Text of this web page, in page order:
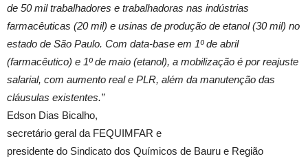
de 50 mil trabalhadores e trabalhadoras nas indústrias
farmacêuticas (20 mil) e usinas de produção de etanol (30 mil) no
estado de São Paulo. Com data-base em 1º de abril
(farmacêutico) e 1º de maio (etanol), a mobilização é por reajuste
salarial, com aumento real e PLR, além da manutenção das
cláusulas existentes.”
Edson Dias Bicalho,
secretário geral da FEQUIMFAR e
presidente do Sindicato dos Químicos de Bauru e Região